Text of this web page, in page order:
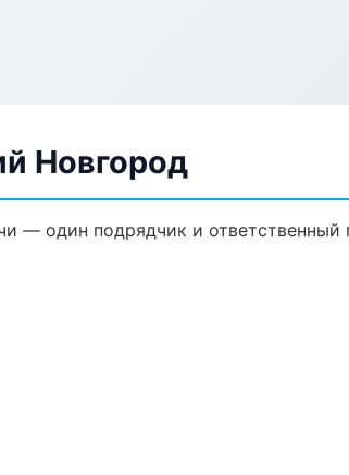
Новгород
— один подрядчик и ответственный